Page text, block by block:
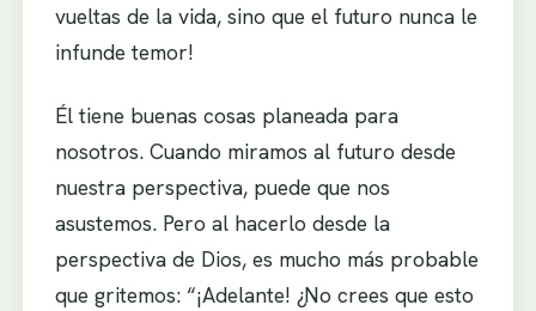
vueltas de la vida, sino que el futuro nunca le
infunde temor!
Él tiene buenas cosas planeada para
nosotros. Cuando miramos al futuro desde
nuestra perspectiva, puede que nos
asustemos. Pero al hacerlo desde la
perspectiva de Dios, es mucho más probable
que gritemos: “¡Adelante! ¿No crees que esto